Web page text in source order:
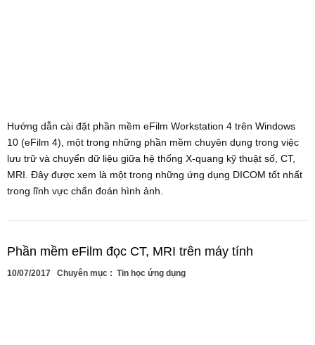
Hướng dẫn cài đặt phần mềm eFilm Workstation 4 trên Windows
10 (eFilm 4), một trong những phần mềm chuyên dụng trong việc
lưu trữ và chuyển dữ liệu giữa hệ thống X-quang kỹ thuật số, CT,
MRI. Đây được xem là một trong những ứng dụng DICOM tốt nhất
trong lĩnh vực chẩn đoán hình ảnh.
Phần mềm eFilm đọc CT, MRI trên máy tính
10/07/2017 Chuyên mục : Tin học ứng dụng